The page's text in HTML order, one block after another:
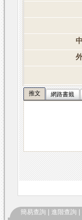
推文 網路書籤
簡易查詢 進階查詢